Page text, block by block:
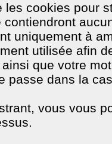
les cookies pour
contiendront
uniquement à
utilisée afin
que votre
passe dans la
vous vous